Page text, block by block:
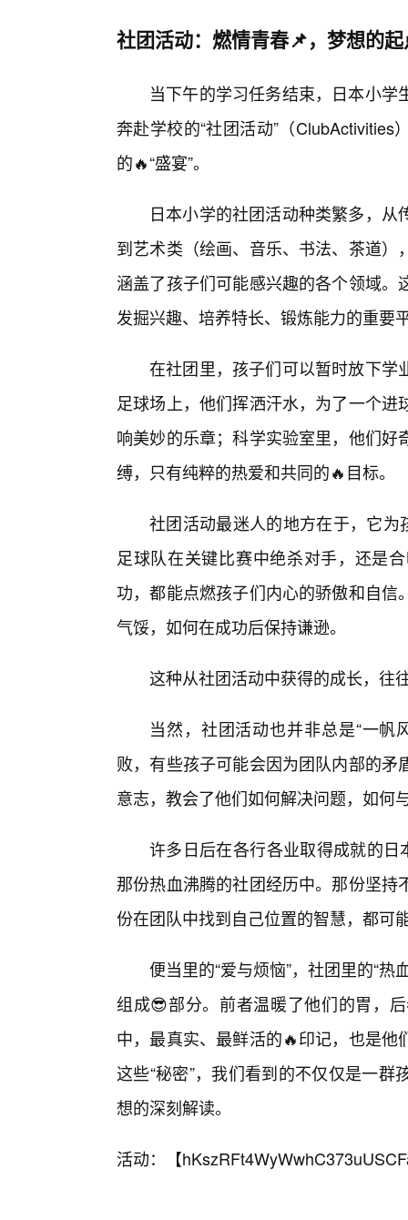
社团活动：燃情青春📌，梦想的
当下午的学习任务结束，日本小
奔赴学校的“社团活动”（
的🔥“盛宴”。
日本小学的社团活动种类繁多，
到艺术类（绘画、音乐、书法、茶道
涵盖了孩子们可能感兴趣的各个领域
发掘兴趣、培养特长、锻炼能力的重要
在社团里，孩子们可以暂时放下学
足球场上，他们挥洒汗水，为了一个
响美妙的乐章；科学实验室里，他们
缚，只有纯粹的热爱和共同的🔥目标。
社团活动最迷人的地方在于，它为
足球队在关键比赛中绝杀对手，还是
功，都能点燃孩子们内心的骄傲和自
气馁，如何在成功后保持谦逊。
这种从社团活动中获得的成长，往
当然，社团活动也并非总是“一帆
败，有些孩子可能会因为团队内部的
意志，教会了他们如何解决问题，如何
许多日后在各行各业取得成就的日
那份热血沸腾的社团经历中。那份坚
份在团队中找到自己位置的智慧，都可
便当里的“爱与烦恼”，社团里的“
组成😎部分。前者温暖了他们的胃，
中，最真实、最鲜活的🔥印记，也是
这些“秘密”，我们看到的不仅仅是一
想的深刻解读。
活动：【